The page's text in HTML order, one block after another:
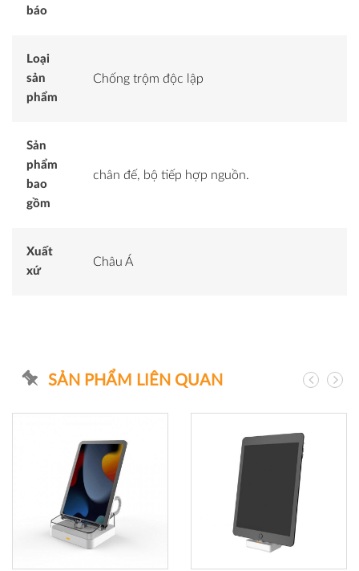
báo
Loại
sản
phẩm
Chống trộm độc lập
Sản
phẩm
bao
gồm
chân đế, bộ tiếp hợp nguồn.
Xuất
xứ
Châu Á
SẢN PHẨM LIÊN QUAN